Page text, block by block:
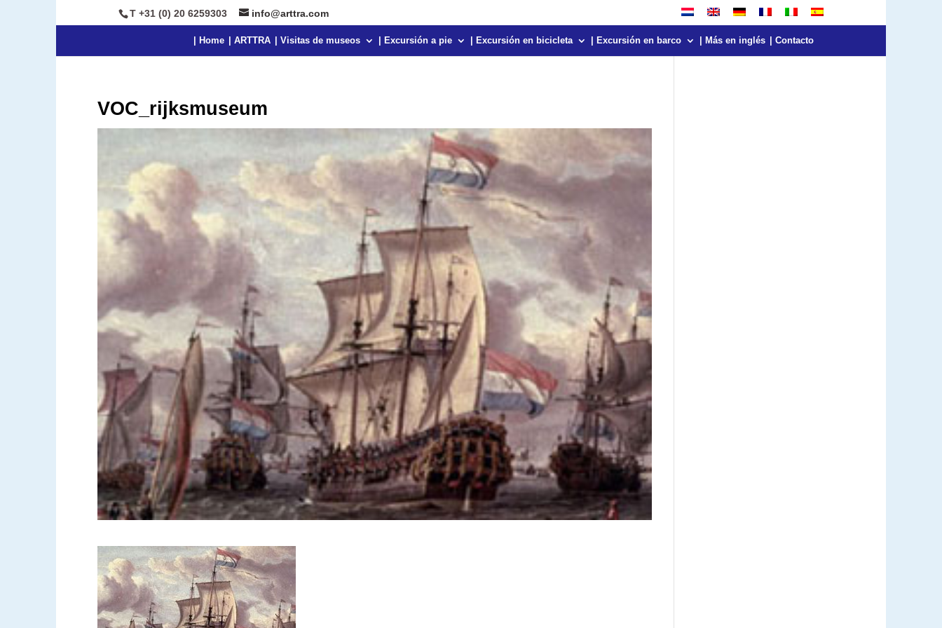
T +31 (0) 20 6259303 info@arttra.com
| Home | ARTTRA | Visitas de museos | Excursión a pie | Excursión en bicicleta | Excursión en barco | Más en inglés | Contacto
VOC_rijksmuseum